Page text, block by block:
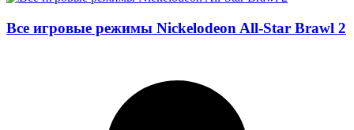
Все игровые режимы Nickelodeon All-Star Brawl 2